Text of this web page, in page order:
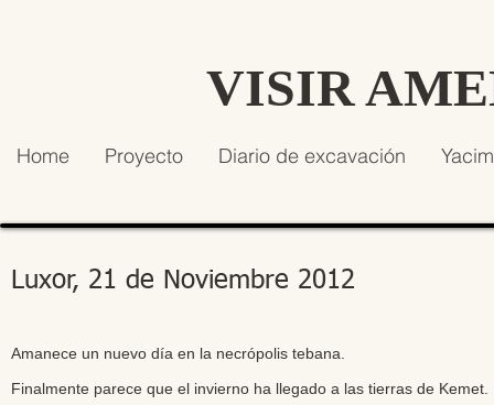
VISIR
Home Proyecto Diario de excavación
Luxor, 21 de Noviembre 2012
Amanece un nuevo día en la necrópolis tebana.
Finalmente parece que el invierno ha llegado a las tierras de Kemet.